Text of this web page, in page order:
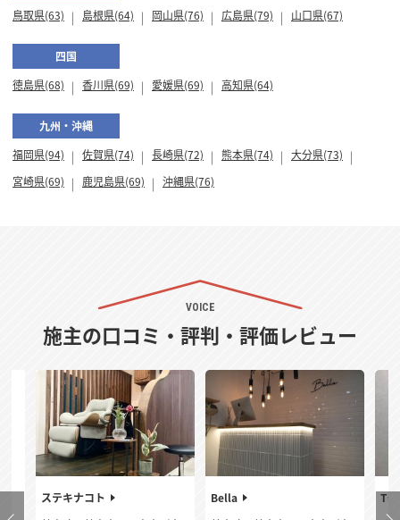
鳥取県(63)
島根県(64) 岡山県(76) 広島県(79) 山口県(67)
四国
徳島県(68)
香川県(69) 愛媛県(69) 高知県(64)
九州・沖縄
福岡県(94)
佐賀県(74) 長崎県(72) 熊本県(74)
大分県(73)
宮崎県(69)
鹿児島県(69) 沖縄県(76)
VOICE
施主の口コミ・評判・評価レビュー
ステキナコト
Bella